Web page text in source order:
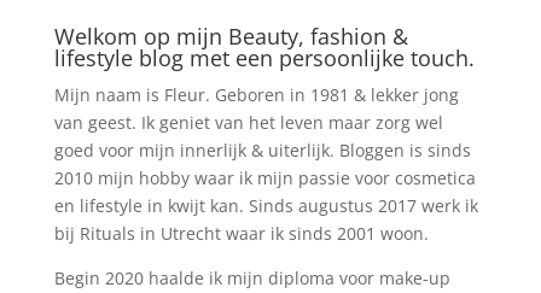
Welkom op mijn Beauty, fashion &
lifestyle blog met een persoonlijke touch.
Mijn naam is Fleur. Geboren in 1981 & lekker jong
van geest. Ik geniet van het leven maar zorg wel
goed voor mijn innerlijk & uiterlijk. Bloggen is sinds
2010 mijn hobby waar ik mijn passie voor cosmetica
en lifestyle in kwijt kan. Sinds augustus 2017 werk ik
bij Rituals in Utrecht waar ik sinds 2001 woon.
Begin 2020 haalde ik mijn diploma voor make-up